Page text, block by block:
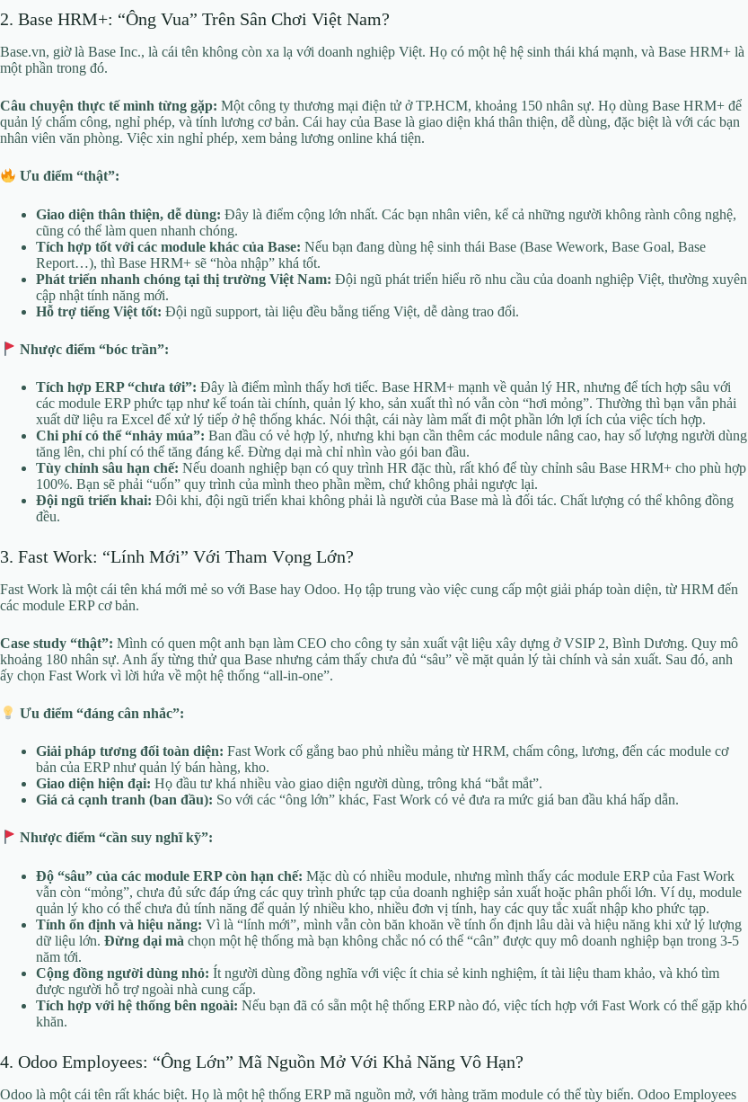
2. Base HRM+: “Ông Vua” Trên Sân Chơi Việt Nam?
Base.vn, giờ là Base Inc., là cái tên không còn xa lạ với doanh nghiệp Việt. Họ có một hệ hệ sinh thái khá mạnh, và Base HRM+ là
một phần trong đó.
Câu chuyện thực tế mình từng gặp: Một công ty thương mại điện tử ở TP.HCM, khoảng 150 nhân sự. Họ dùng Base HRM+ để
quản lý chấm công, nghỉ phép, và tính lương cơ bản. Cái hay của Base là giao diện khá thân thiện, dễ dùng, đặc biệt là với các bạn
nhân viên văn phòng. Việc xin nghỉ phép, xem bảng lương online khá tiện.
Ưu điểm “thật”:
Giao diện thân thiện, dễ dùng: Đây là điểm cộng lớn nhất. Các bạn nhân viên, kể cả những người không rành công nghệ,
cũng có thể làm quen nhanh chóng.
Tích hợp tốt với các module khác của Base: Nếu bạn đang dùng hệ sinh thái Base (Base Wework, Base Goal, Base
Report…), thì Base HRM+ sẽ “hòa nhập” khá tốt.
Phát triển nhanh chóng tại thị trường Việt Nam: Đội ngũ phát triển hiểu rõ nhu cầu của doanh nghiệp Việt, thường xuyên
cập nhật tính năng mới.
Hỗ trợ tiếng Việt tốt: Đội ngũ support, tài liệu đều bằng tiếng Việt, dễ dàng trao đổi.
Nhược điểm “bóc trần”:
Tích hợp ERP “chưa tới”: Đây là điểm mình thấy hơi tiếc. Base HRM+ mạnh về quản lý HR, nhưng để tích hợp sâu với
các module ERP phức tạp như kế toán tài chính, quản lý kho, sản xuất thì nó vẫn còn “hơi mỏng”. Thường thì bạn vẫn phải
xuất dữ liệu ra Excel để xử lý tiếp ở hệ thống khác. Nói thật, cái này làm mất đi một phần lớn lợi ích của việc tích hợp.
Chi phí có thể “nhảy múa”: Ban đầu có vẻ hợp lý, nhưng khi bạn cần thêm các module nâng cao, hay số lượng người dùng
tăng lên, chi phí có thể tăng đáng kể. Đừng dại mà chỉ nhìn vào gói ban đầu.
Tùy chỉnh sâu hạn chế: Nếu doanh nghiệp bạn có quy trình HR đặc thù, rất khó để tùy chỉnh sâu Base HRM+ cho phù hợp
100%. Bạn sẽ phải “uốn” quy trình của mình theo phần mềm, chứ không phải ngược lại.
Đội ngũ triển khai: Đôi khi, đội ngũ triển khai không phải là người của Base mà là đối tác. Chất lượng có thể không đồng
đều.
3. Fast Work: “Lính Mới” Với Tham Vọng Lớn?
Fast Work là một cái tên khá mới mẻ so với Base hay Odoo. Họ tập trung vào việc cung cấp một giải pháp toàn diện, từ HRM đến
các module ERP cơ bản.
Case study “thật”: Mình có quen một anh bạn làm CEO cho công ty sản xuất vật liệu xây dựng ở VSIP 2, Bình Dương. Quy mô
khoảng 180 nhân sự. Anh ấy từng thử qua Base nhưng cảm thấy chưa đủ “sâu” về mặt quản lý tài chính và sản xuất. Sau đó, anh
ấy chọn Fast Work vì lời hứa về một hệ thống “all-in-one”.
Ưu điểm “đáng cân nhắc”:
Giải pháp tương đối toàn diện: Fast Work cố gắng bao phủ nhiều mảng từ HRM, chấm công, lương, đến các module cơ
bản của ERP như quản lý bán hàng, kho.
Giao diện hiện đại: Họ đầu tư khá nhiều vào giao diện người dùng, trông khá “bắt mắt”.
Giá cả cạnh tranh (ban đầu): So với các “ông lớn” khác, Fast Work có vẻ đưa ra mức giá ban đầu khá hấp dẫn.
Nhược điểm “cần suy nghĩ kỹ”:
Độ “sâu” của các module ERP còn hạn chế: Mặc dù có nhiều module, nhưng mình thấy các module ERP của Fast Work
vẫn còn “mỏng”, chưa đủ sức đáp ứng các quy trình phức tạp của doanh nghiệp sản xuất hoặc phân phối lớn. Ví dụ, module
quản lý kho có thể chưa đủ tính năng để quản lý nhiều kho, nhiều đơn vị tính, hay các quy tắc xuất nhập kho phức tạp.
Tính ổn định và hiệu năng: Vì là “lính mới”, mình vẫn còn băn khoăn về tính ổn định lâu dài và hiệu năng khi xử lý lượng
dữ liệu lớn. Đừng dại mà chọn một hệ thống mà bạn không chắc nó có thể “cân” được quy mô doanh nghiệp bạn trong 3-5
năm tới.
Cộng đồng người dùng nhỏ: Ít người dùng đồng nghĩa với việc ít chia sẻ kinh nghiệm, ít tài liệu tham khảo, và khó tìm
được người hỗ trợ ngoài nhà cung cấp.
Tích hợp với hệ thống bên ngoài: Nếu bạn đã có sẵn một hệ thống ERP nào đó, việc tích hợp với Fast Work có thể gặp khó
khăn.
4. Odoo Employees: “Ông Lớn” Mã Nguồn Mở Với Khả Năng Vô Hạn?
Odoo là một cái tên rất khác biệt. Họ là một hệ thống ERP mã nguồn mở, với hàng trăm module có thể tùy biến. Odoo Employees